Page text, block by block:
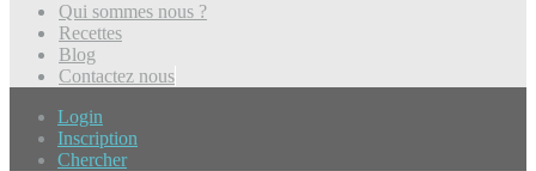
Qui sommes nous ?
Recettes
Blog
Contactez nous
Login
Inscription
Chercher